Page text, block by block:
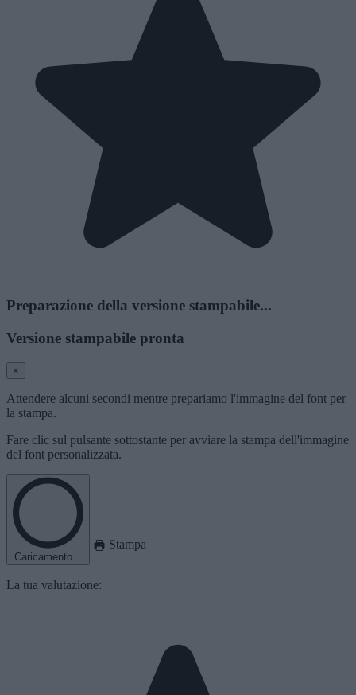
Preparazione della versione stampabile...
Versione stampabile pronta
×
Attendere alcuni secondi mentre prepariamo l'immagine del font per
la stampa.
Fare clic sul pulsante sottostante per avviare la stampa dell'immagine
del font personalizzata.
Caricamento...
Stampa
La tua valutazione: